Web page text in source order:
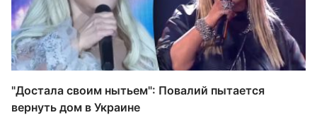
"Достала своим нытьем": Повалий пытается
вернуть дом в Украине